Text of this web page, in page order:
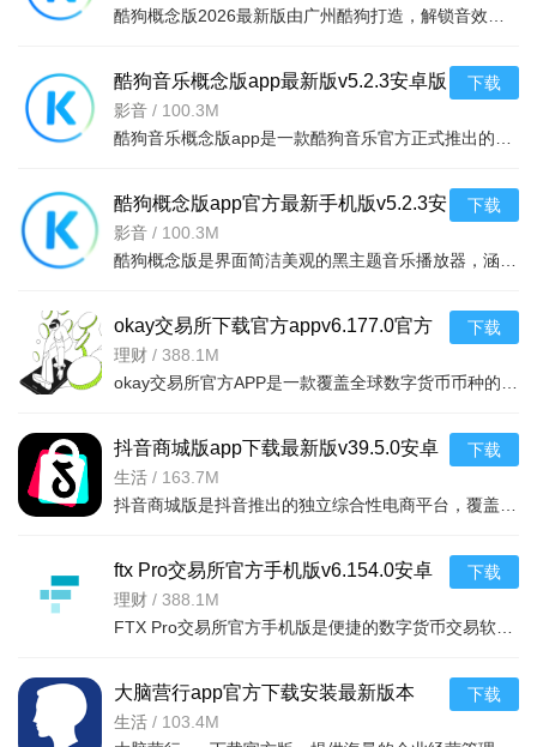
1.微核社交提供高效互动和便捷社交的功能，让用户能够轻松
与他人进行私聊，并且通过超有趣的聊天模式，让聊天变得既私
密又有趣。同时，微核社交也提供群聊模式，让多人能够实时连
接并进行互动，提高沟通效率。
择。通过高密集和多层次的渠道终端，用户能够方便地找到自己
想要购买的商品。一键下单的功能让用户能够随时下单，并且商
品能够随时送达。
3.微核小视频让用户能够分享自己的美好生活，让世界记住自
己。通过海量用户的分享和互动，用户可以得到点赞、打赏，同
时还能够拥有粉丝量、关注度和获赏等各种奖励。这样用户不仅
酷狗音乐概念版app最新版v5.2.3安卓版
影音 / 100.3M
下载
酷狗概念版app官方最新手机版v5.2.3安
卓版
影音 / 100.3M
下载
okay交易所下载官方appv6.177.0官方
版
理财 / 388.1M
下载
抖音商城版app下载最新版v39.5.0安卓
版
生活 / 163.7M
下载
ftx Pro交易所官方手机版v6.154.0安卓
版
理财 / 388.1M
下载
大脑营行app官方下载安装最新版本
v3.1.6安卓版
生活 / 103.4M
下载